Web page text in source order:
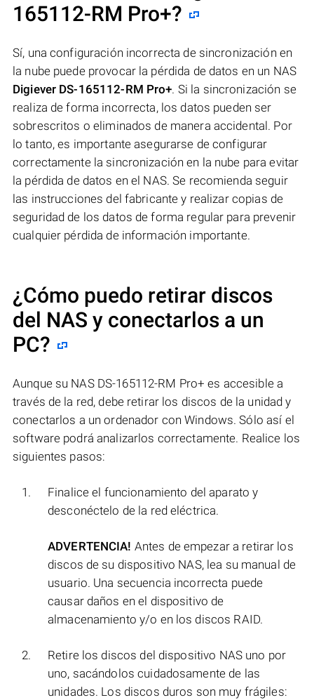
165112-RM Pro+?
Sí, una configuración incorrecta de sincronización en
la nube puede provocar la pérdida de datos en un NAS
Digiever DS-165112-RM Pro+. Si la sincronización se
realiza de forma incorrecta, los datos pueden ser
sobrescritos o eliminados de manera accidental. Por
lo tanto, es importante asegurarse de configurar
correctamente la sincronización en la nube para evitar
la pérdida de datos en el NAS. Se recomienda seguir
las instrucciones del fabricante y realizar copias de
seguridad de los datos de forma regular para prevenir
cualquier pérdida de información importante.
¿Cómo puedo retirar discos
del NAS y conectarlos a un
PC?
Aunque su NAS DS-165112-RM Pro+ es accesible a
través de la red, debe retirar los discos de la unidad y
conectarlos a un ordenador con Windows. Sólo así el
software podrá analizarlos correctamente. Realice los
siguientes pasos:
Finalice el funcionamiento del aparato y
desconéctelo de la red eléctrica.
ADVERTENCIA! Antes de empezar a retirar los
discos de su dispositivo NAS, lea su manual de
usuario. Una secuencia incorrecta puede
causar daños en el dispositivo de
almacenamiento y/o en los discos RAID.
Retire los discos del dispositivo NAS uno por
uno, sacándolos cuidadosamente de las
unidades. Los discos duros son muy frágiles: